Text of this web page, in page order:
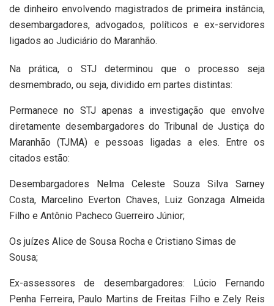
de dinheiro envolvendo magistrados de primeira instância,
desembargadores, advogados, políticos e ex-servidores
ligados ao Judiciário do Maranhão.
Na prática, o STJ determinou que o processo seja
desmembrado, ou seja, dividido em partes distintas:
Permanece no STJ apenas a investigação que envolve
diretamente desembargadores do Tribunal de Justiça do
Maranhão (TJMA) e pessoas ligadas a eles. Entre os
citados estão:
Desembargadores Nelma Celeste Souza Silva Sarney
Costa, Marcelino Everton Chaves, Luiz Gonzaga Almeida
Filho e Antônio Pacheco Guerreiro Júnior;
Os juízes Alice de Sousa Rocha e Cristiano Simas de
Sousa;
Ex-assessores de desembargadores: Lúcio Fernando
Penha Ferreira, Paulo Martins de Freitas Filho e Zely Reis